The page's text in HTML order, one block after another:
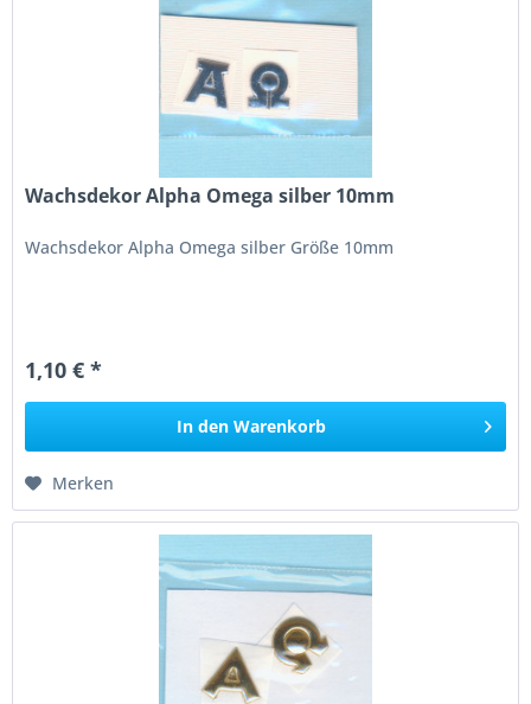
Wachsdekor Alpha Omega silber 10mm
Wachsdekor Alpha Omega silber Größe 10mm
1,10 € *
In den Warenkorb
Merken